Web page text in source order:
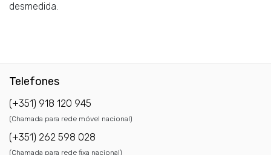
desmedida.
Telefones
(+351) 918 120 945
(Chamada para rede móvel nacional)
(+351) 262 598 028
(Chamada para rede fixa nacional)